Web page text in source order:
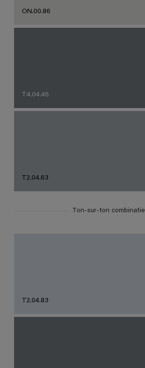
ON.00.86
T4.04.46
T2.04.63
Ton-sur-ton combinatie
T2.04.83